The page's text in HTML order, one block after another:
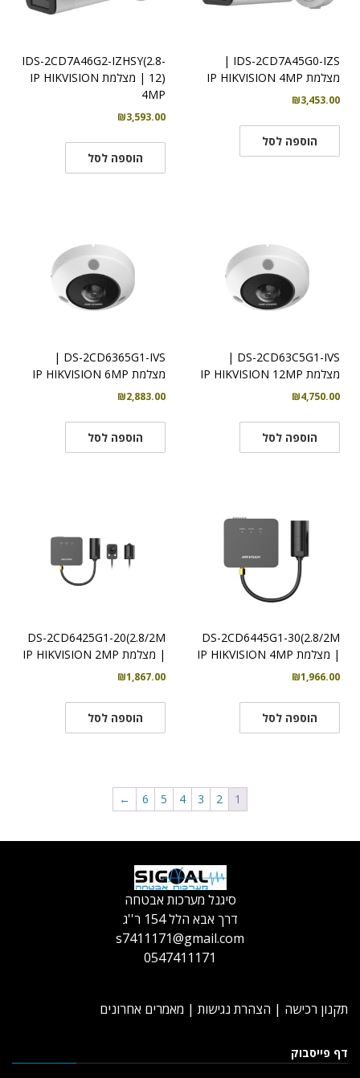
IDS-2CD7A45G0-IZS |
מצלמת IP HIKVISION 4MP
₪3,453.00
הוספה לסל
IDS-2CD7A46G2-IZHSY(2.8-
12) | מצלמת IP HIKVISION
4MP
₪3,593.00
הוספה לסל
DS-2CD63C5G1-IVS |
מצלמת IP HIKVISION 12MP
₪4,750.00
הוספה לסל
DS-2CD6365G1-IVS |
מצלמת IP HIKVISION 6MP
₪2,883.00
הוספה לסל
DS-2CD6445G1-30(2.8/2M
| מצלמת IP HIKVISION 4MP
₪1,966.00
הוספה לסל
DS-2CD6425G1-20(2.8/2M
| מצלמת IP HIKVISION 2MP
₪1,867.00
הוספה לסל
1
2
3
4
5
6
←
סיגנל מערכות אבטחה
דרך אבא הלל 154 ר''ג
s7411171@gmail.com
0547411171
תקנון רכישה | הצהרת נגישות | מאמרים אחרונים
דף פייסבוק